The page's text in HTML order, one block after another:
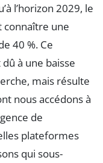
l’horizon 2029, le
connaître une
40 %. Ce
à une baisse
mais résulte
nous accédons à
de
plateformes
qui sous-